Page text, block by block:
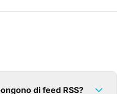
di feed RSS?